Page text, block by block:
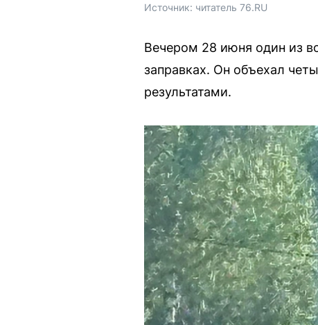
Источник: читатель 76.RU
Вечером 28 июня один из
заправках. Он объехал
результатами.